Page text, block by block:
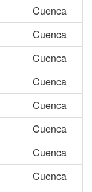
Cuenca
Cuenca
Cuenca
Cuenca
Cuenca
Cuenca
Cuenca
Cuenca